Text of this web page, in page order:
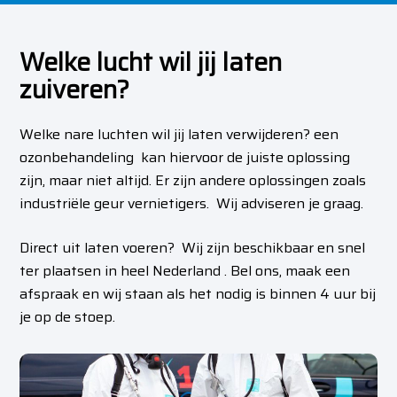
Welke lucht wil jij laten
zuiveren?
Welke nare luchten wil jij laten verwijderen? een
ozonbehandeling kan hiervoor de juiste oplossing
zijn, maar niet altijd. Er zijn andere oplossingen zoals
industriële geur vernietigers. Wij adviseren je graag.
Direct uit laten voeren? Wij zijn beschikbaar en snel
ter plaatsen in heel Nederland . Bel ons, maak een
afspraak en wij staan als het nodig is binnen 4 uur bij
je op de stoep.